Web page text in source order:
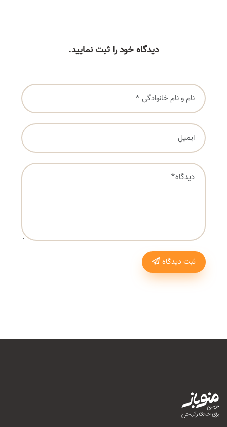
دیدگاه خود را ثبت نمایید.
ثبت دیدگاه